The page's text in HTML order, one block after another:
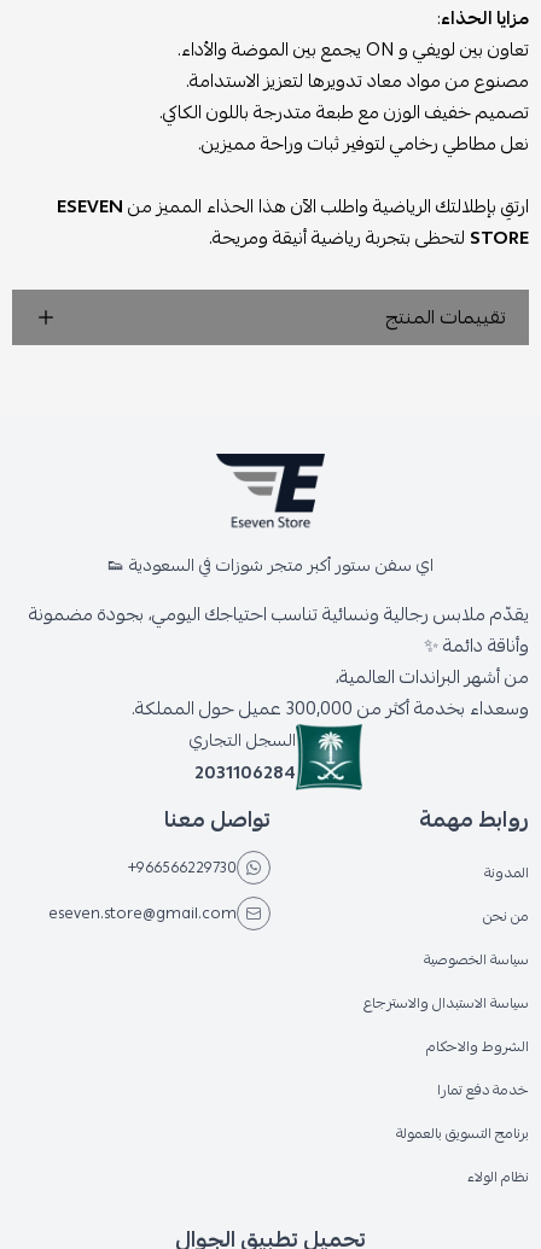
مزايا الحذاء:
تعاون بين لويفي و ON يجمع بين الموضة والأداء.
مصنوع من مواد معاد تدويرها لتعزيز الاستدامة.
تصميم خفيف الوزن مع طبعة متدرجة باللون الكاكي.
نعل مطاطي رخامي لتوفير ثبات وراحة مميزين.
ارتقِ بإطلالتك الرياضية واطلب الآن هذا الحذاء المميز منESEVEN
STORE لتحظى بتجربة رياضية أنيقة ومريحة.
تقييمات المنتج
اي سفن ستور أكبر متجر شوزات في السعودية 👟
يقدّم ملابس رجالية ونسائية تناسب احتياجك اليومي، بجودة مضمونة
وأناقة دائمة ✨
من أشهر البراندات العالمية،
وسعداء بخدمة أكثر من 300,000 عميل حول المملكة.
السجل التجاري
2031106284
روابط مهمة
المدونة
من نحن
سياسة الخصوصية
سياسة الاستبدال والاسترجاع
الشروط والاحكام
خدمة دفع تمارا
برنامج التسويق بالعمولة
نظام الولاء
تواصل معنا
+966566229730
eseven.store@gmail.com
تحميل تطبيق الجوال